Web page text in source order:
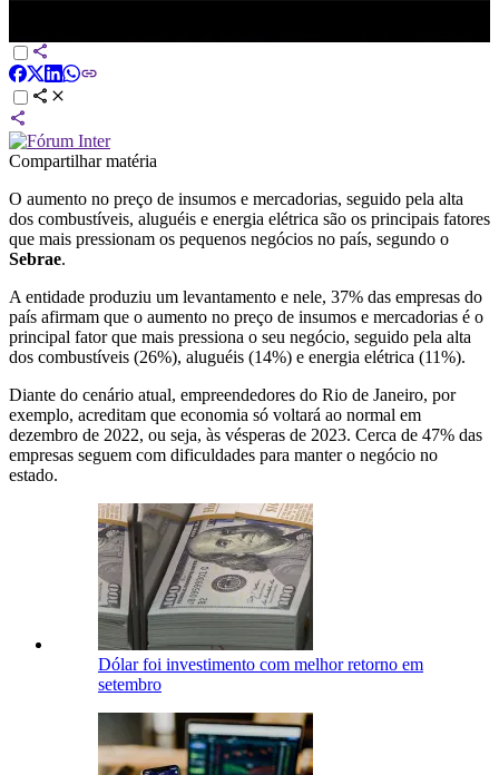
Compartilhar matéria
O aumento no preço de insumos e mercadorias, seguido pela alta
dos combustíveis, aluguéis e energia elétrica são os principais fatores
que mais pressionam os pequenos negócios no país, segundo o
Sebrae.
A entidade produziu um levantamento e nele, 37% das empresas do
país afirmam que o aumento no preço de insumos e mercadorias é o
principal fator que mais pressiona o seu negócio, seguido pela alta
dos combustíveis (26%), aluguéis (14%) e energia elétrica (11%).
Diante do cenário atual, empreendedores do Rio de Janeiro, por
exemplo, acreditam que economia só voltará ao normal em
dezembro de 2022, ou seja, às vésperas de 2023. Cerca de 47% das
empresas seguem com dificuldades para manter o negócio no
estado.
Dólar foi investimento com melhor retorno em
setembro